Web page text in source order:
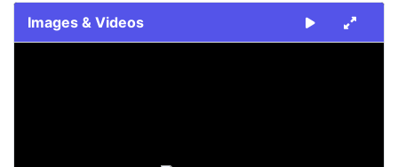
Images & Videos